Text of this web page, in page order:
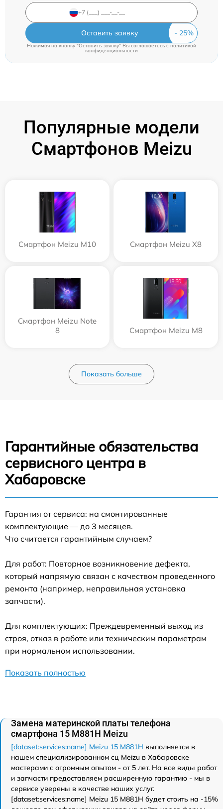
Оставить заявку
Нажимая на кнопку "Оставить заявку" Вы соглашаетесь cполитикой
конфиденциальности
Популярные модели
Смартфонов Meizu
Смартфон Meizu M10 Смартфон Meizu X8
Смартфон Meizu Note
8
Смартфон Meizu M8
Показать больше
Гарантийные обязательства
сервисного центра в
Хабаровске
Гарантия от сервиса: на смонтированные
комплектующие — до 3 месяцев.
Что считается гарантийным случаем?
Для работ: Повторное возникновение дефекта,
который напрямую связан с качеством проведенного
ремонта (например, неправильная установка
запчасти).
Для комплектующих: Преждевременный выход из
строя, отказ в работе или техническим параметрам
при нормальном использовании.
Показать полностью
Замена материнской платы телефона
смартфона 15 M881H Meizu
[dataset:services:name] Meizu 15 M881H выполняется в
нашем специализированном сц Meizu в Хабаровске
мастерами с огромным опытом - от 5 лет. На все виды работ
и запчасти предоставляем расширенную гарантию - мы в
сервисе уверены в качестве наших услуг.
[dataset:services:name] Meizu 15 M881H будет стоить на -15%